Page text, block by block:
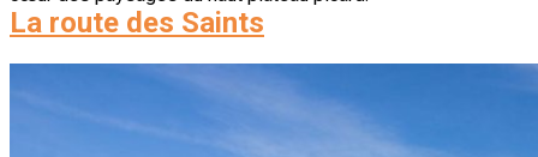
La route des Saints